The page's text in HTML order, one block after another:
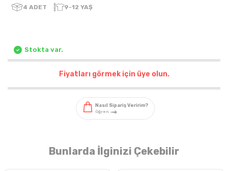
4 ADET 9-12 YAŞ
Stokta var.
Fiyatları görmek için üye olun.
Bunlarda İlginizi Çekebilir